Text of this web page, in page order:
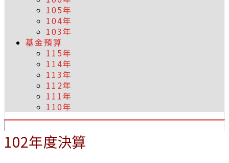
105年
104年
103年
基金預算
115年
114年
113年
112年
111年
110年
102年度決算